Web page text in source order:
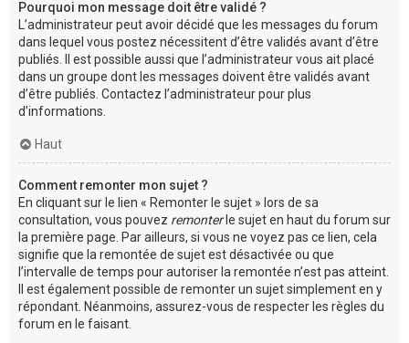
Pourquoi mon message doit être validé ?
L’administrateur peut avoir décidé que les messages du forum
dans lequel vous postez nécessitent d’être validés avant d’être
publiés. Il est possible aussi que l’administrateur vous ait placé
dans un groupe dont les messages doivent être validés avant
d’être publiés. Contactez l’administrateur pour plus
d’informations.
Haut
Comment remonter mon sujet ?
En cliquant sur le lien « Remonter le sujet » lors de sa
consultation, vous pouvez remonterle sujet en haut du forum sur
la première page. Par ailleurs, si vous ne voyez pas ce lien, cela
signifie que la remontée de sujet est désactivée ou que
l’intervalle de temps pour autoriser la remontée n’est pas atteint.
Il est également possible de remonter un sujet simplement en y
répondant. Néanmoins, assurez-vous de respecter les règles du
forum en le faisant.